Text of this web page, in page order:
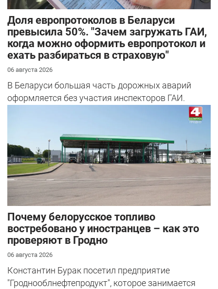
Доля европротоколов в Беларуси
превысила 50%. "Зачем загружать ГАИ,
когда можно оформить европротокол и
ехать разбираться в страховую"
06 августа 2026
В Беларуси большая часть дорожных аварий
оформляется без участия инспекторов ГАИ.
Почему белорусское топливо
востребовано у иностранцев – как это
проверяют в Гродно
06 августа 2026
Константин Бурак посетил предприятие
"Гроднооблнефтепродукт", которое занимается